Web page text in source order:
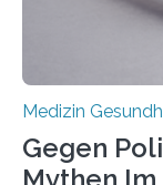
Stiftung
Medizin
Gegen